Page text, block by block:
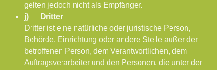
gelten jedoch nicht als Empfänger.
j) Dritter
Dritter ist eine natürliche oder juristische Person,
Behörde, Einrichtung oder andere Stelle außer der
betroffenen Person, dem Verantwortlichen, dem
Auftragsverarbeiter und den Personen, die unter der